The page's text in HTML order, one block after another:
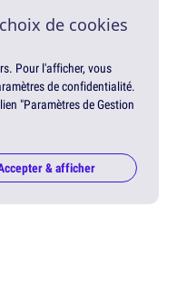
de cookies
Pour l'afficher, vous
de confidentialité.
"Paramètres de Gestion
& afficher